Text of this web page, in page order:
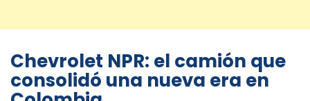
Chevrolet NPR: el camión que
consolidó una nueva era en